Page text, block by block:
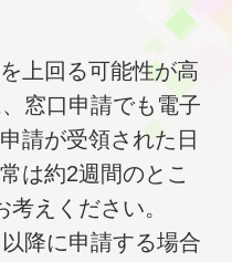
上回る可能性が高
窓口申請でも電子
請が受領された日
は約2週間のとこ
えください。
降に申請する場合